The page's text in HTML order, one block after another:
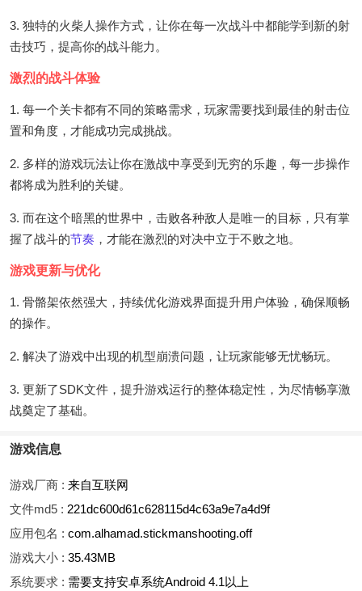
3. 独特的火柴人操作方式，让你在每一次战斗中都能学到新的射
击技巧，提高你的战斗能力。
激烈的战斗体验
1. 每一个关卡都有不同的策略需求，玩家需要找到最佳的射击位
置和角度，才能成功完成挑战。
2. 多样的游戏玩法让你在激战中享受到无穷的乐趣，每一步操作
都将成为胜利的关键。
3. 而在这个暗黑的世界中，击败各种敌人是唯一的目标，只有掌
握了战斗的节奏 ，才能在激烈的对决中立于不败之地。
游戏更新与优化
1. 骨骼架依然强大，持续优化游戏界面提升用户体验，确保顺畅
的操作。
2. 解决了游戏中出现的机型崩溃问题，让玩家能够无忧畅玩。
3. 更新了SDK文件，提升游戏运行的整体稳定性，为尽情畅享激
战奠定了基础。
游戏信息
游戏厂商 : 来自互联网
文件md5 : 221dc600d61c628115d4c63a9e7a4d9f
应用包名 : com.alhamad.stickmanshooting.off
游戏大小 : 35.43MB
系统要求 : 需要支持安卓系统Android 4.1以上